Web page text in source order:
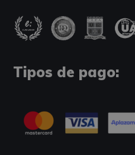
Tipos de pago: